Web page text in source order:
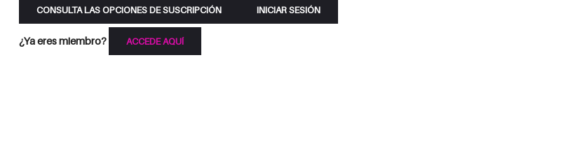
CONSULTA LAS OPCIONES DE SUSCRIPCIÓN INICIAR SESIÓN
¿Ya eres miembro? ACCEDE AQUÍ